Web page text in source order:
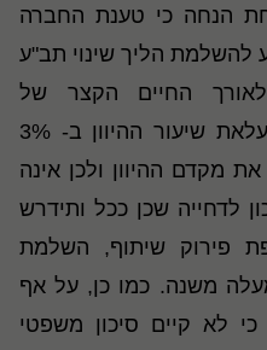
הנחה כי טענת החברה
להשלמת הליך שינוי תב"ע
החיים הקצר של
הפרויקטים (עד שנתיים), העלאת שיעור ההיוון ב- 3%
מקדם ההיוון ולכן אינה
לדחייה שכן ככל ותידרש
פירוק שיתוף, השלמת
משנה. כמו כן, על אף
לא קיים סיכון משפטי